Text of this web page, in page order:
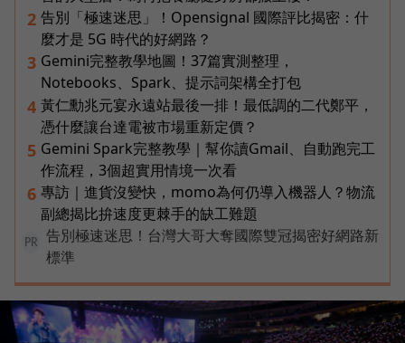
2 告別「極速迷思」！Opensignal 國際評比揭密：什
麼才是 5G 時代的好網路？
3 Gemini完整教學地圖！37篇實測整理，
Notebooks、Spark、提示詞架構全打包
4 黃仁勳兆元宴永遠站最後一排！最低調的二代鄭平，
憑什麼讓台達電被市場重新定價？
5 Gemini Spark完整教學｜幫你讀Gmail、自動跑完工
作流程，3個超實用情境一次看
6 專訪｜進貨沒變快，momo為何仍導入機器人？物流
副總揭比拚速度更棘手的缺工難題
PR
告別極速迷思！台灣大哥大奪國際雙冠揭密好網路新
標準